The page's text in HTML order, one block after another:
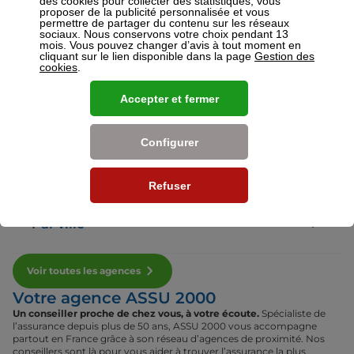
Voir plus
Nos établissements
Par département
Par ville
Voir toutes les agences
Votre agence ASSU 2000
Un conseiller proche de chez vous, à votre écoute. Spécialiste de
l’assurance depuis plus de 50 ans, ASSU 2000 vous accompagne
partout en France grâce à son réseau d’agences de proximité. Nos
conseillers sont là pour vous aider à trouver l’assurance la plus
proposer de la publicité personnalisée et vous
permettre de partager du contenu sur les réseaux
sociaux. Nous conservons votre choix pendant 13
mois. Vous pouvez changer d’avis à tout moment en
cliquant sur le lien disponible dans la page Gestion des
cookies
Refuser
Configurer
Accepter et fermer